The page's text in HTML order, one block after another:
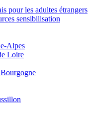
pour les adultes étrangers
sensibilisation
Alpes
Loire